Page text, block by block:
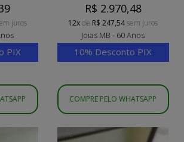
juros
PIX
R$ 2.970,48
12xde R$ 247,54sem juros
Joias MB - 60 Anos
10% Desconto PIX
COMPRE PELO WHATSAPP